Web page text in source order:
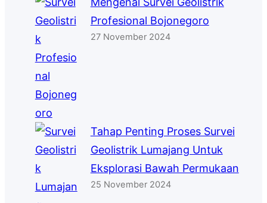
Profesional Bojonegoro
27 November 2024
Tahap Penting Proses Survei
Geolistrik Lumajang Untuk
Eksplorasi Bawah Permukaan
25 November 2024